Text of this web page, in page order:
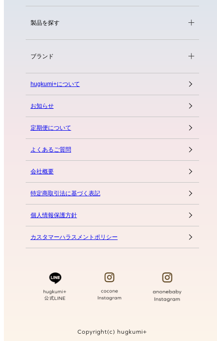
製品を探す
ブランド
hugkumi+について
お知らせ
定期便について
よくあるご質問
会社概要
特定商取引法に基づく表記
個人情報保護方針
カスタマーハラスメントポリシー
Copyright(c) hugkumi+